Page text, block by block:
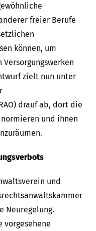
freier Berufe
können, um
zielt nun unter
drauf ab, dort die
und ihnen
und
Neuregelung.
vorgesehene